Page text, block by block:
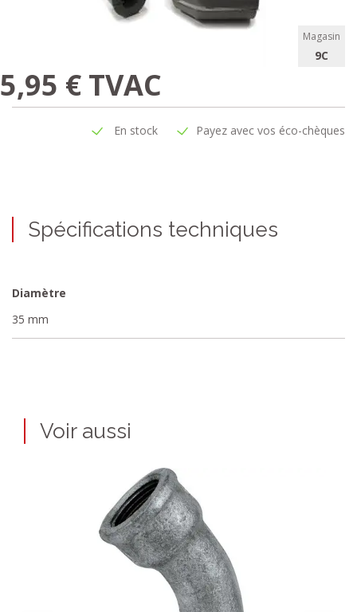
Magasin
9C
5,95 € TVAC
En stock Payez avec vos éco-chèques
Spécifications techniques
Diamètre
35 mm
Voir aussi